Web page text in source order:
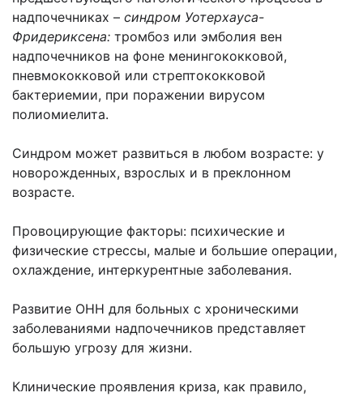
надпочечниках – синдром Уотерхауса-
Фридериксена: тромбоз или эмболия вен
надпочечников на фоне менингококковой,
пневмококковой или стрептококковой
бактериемии, при поражении вирусом
полиомиелита.
Синдром может развиться в любом возрасте: у
новорожденных, взрослых и в преклонном
возрасте.
Провоцирующие факторы: психические и
физические стрессы, малые и большие операции,
охлаждение, интеркурентные заболевания.
Развитие ОНН для больных с хроническими
заболеваниями надпочечников представляет
большую угрозу для жизни.
Клинические проявления криза, как правило,